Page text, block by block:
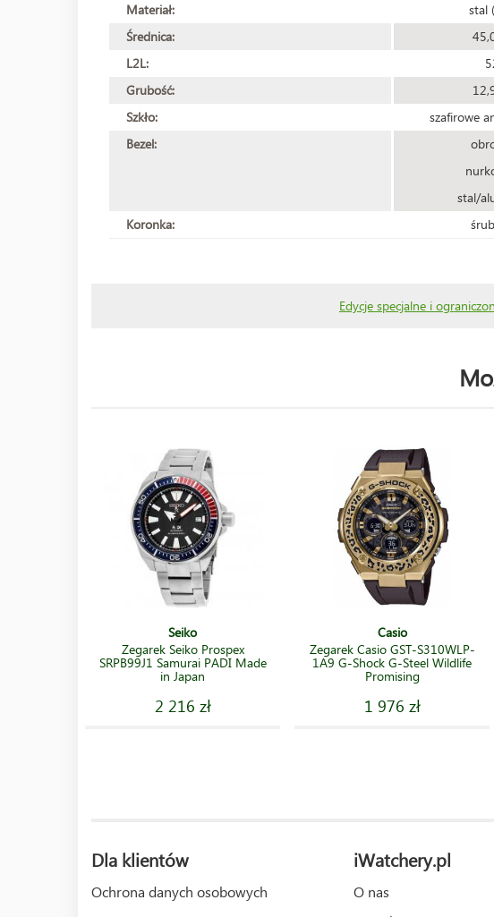
Materiał:
stal
Średnica:
L2L:
Grubość:
Szkło:
szafirowe
Bezel:
stal/
Koronka:
Edycje specjalne i
Seiko
Zegarek Seiko Prospex
SRPB99J1 Samurai PADI Made
in Japan
2 216 zł
Casio
Zegarek Casio GST-S310WLP-
1A9 G-Shock G-Steel Wildlife
Promising
1 976 zł
Dla klientów
Ochrona danych osobowych
iWatchery.pl
O nas